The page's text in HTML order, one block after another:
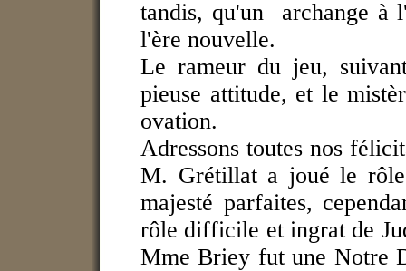
tandis, qu'un archange à
l'ère nouvelle.
Le rameur du jeu,
pieuse attitude, et le
ovation.
Adressons toutes nos
M. Grétillat a joué le
majesté parfaites,
rôle difficile et ingrat de
Mme Briey fut une Notre